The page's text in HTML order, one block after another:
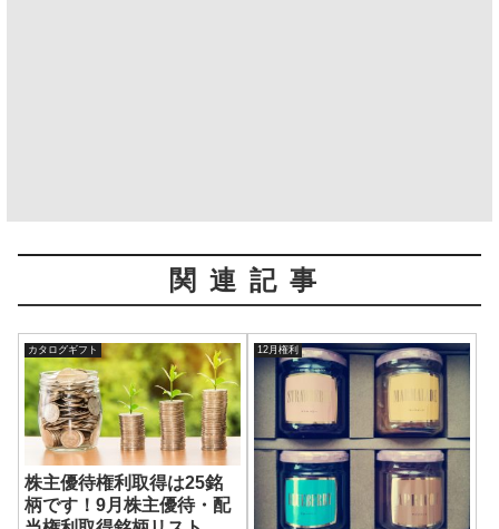
関連記事
カタログギフト
株主優待権利取得は25銘
柄です！9月株主優待・配
12月権利